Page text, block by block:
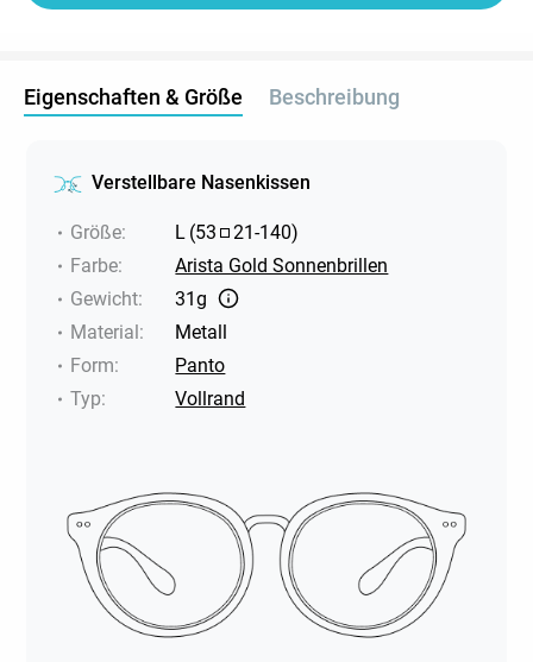
Eigenschaften & Größe Beschreibung
Verstellbare Nasenkissen
Größe: L (53 21-140)
Farbe:
Arista Gold Sonnenbrillen
Gewicht:
31g
Material:
Metall
Form:
Panto
Typ: Vollrand